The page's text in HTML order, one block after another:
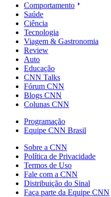
Comportamento
Saúde
Ciência
Tecnologia
Viagem & Gastronomia
Review
Auto
Educação
CNN Talks
Fórum CNN
Blogs CNN
Colunas CNN
Programação
Equipe CNN Brasil
Sobre a CNN
Política de Privacidade
Termos de Uso
Fale com a CNN
Distribuição do Sinal
Faça parte da Equipe CNN